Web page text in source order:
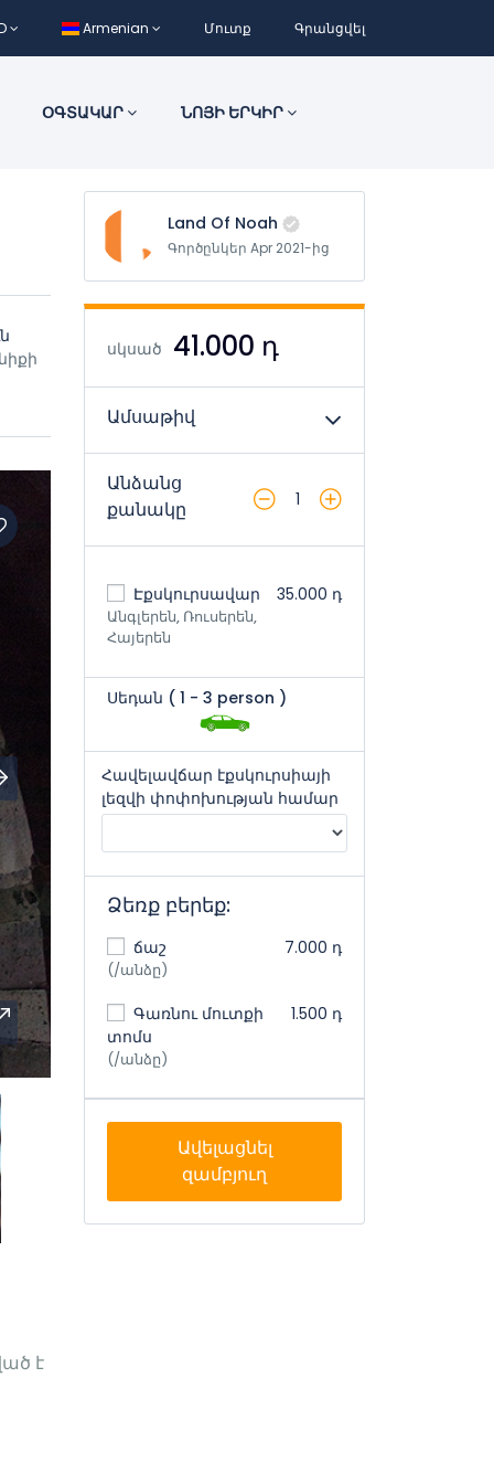
Armenian Մուտք Գրանցվել
ՕԳՏԱԿԱՐ ՆՈՅԻ ԵՐԿԻՐ
է
Land Of Noah
Գործընկեր Apr 2021-ից
սկսած 41.000 դ
Ամսաթիվ
Անձանց
քանակը
1
Էքսկուրսավար
Անգլերեն, Ռուսերեն,
Հայերեն
35.000 դ
Սեդան ( 1 - 3 person )
Հավելավճար էքսկուրսիայի
լեզվի փոփոխության համար
Ձեռք բերեք:
ճաշ
(/անձը)
7.000 դ
Գառնու մուտքի
տոմս
(/անձը)
1.500 դ
Ավելացնել
զամբյուղ